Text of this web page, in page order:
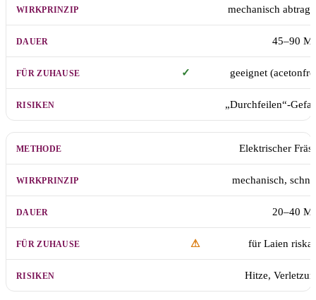
mechanisch
45–90
✓ geeignet
„Durchfeilen“-
Elektrischer
mechanisch,
20–40
⚠︎ für Laien
Hitze,